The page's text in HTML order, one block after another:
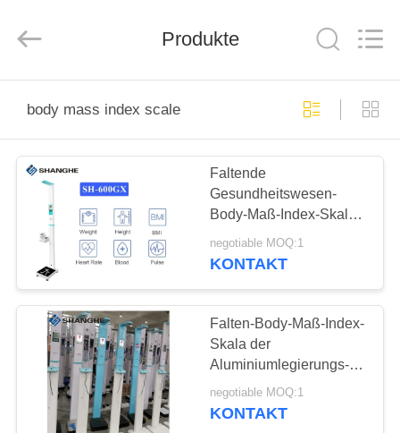
HAUSE
PRODUKTE
VIDEOS
VR-
SHOW
ÜBER
UNS
technology
Produkte
body mass index scale
Faltende
Gesundheitswesen-
Body-Maß-Index-Skala,
LCD-Bildschirm-
gesunde Gewichts-
negotiable MOQ:1
KONTAKT
Falten-Body-Maß-Index-
Skala der
Aluminiumlegierungs-
200kg
negotiable MOQ:1
KONTAKT